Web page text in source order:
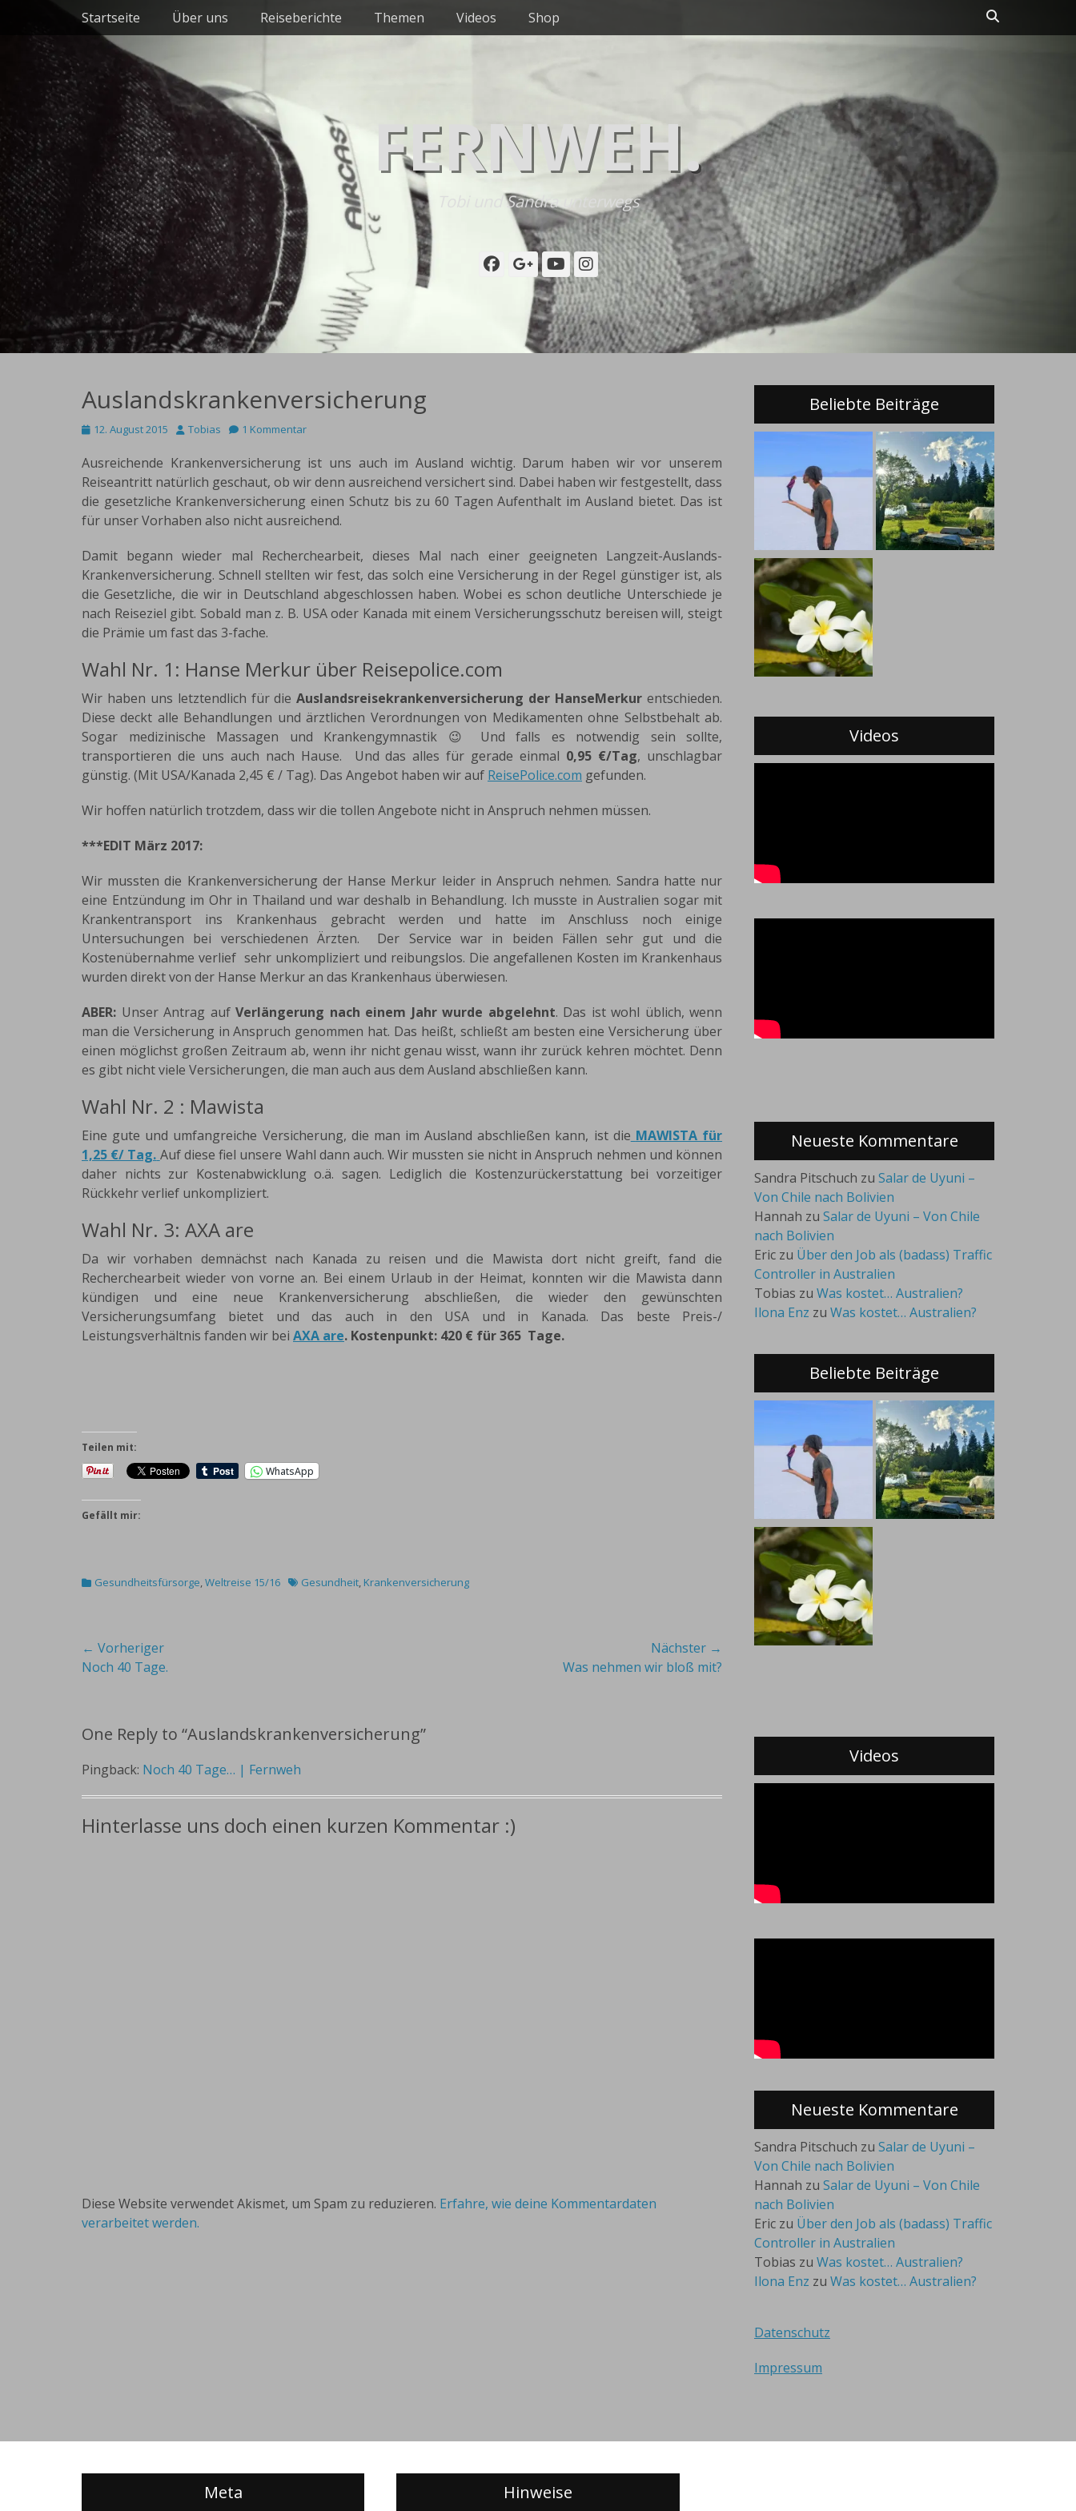
Zum
Inhalt
springen
Primäres Menü
Startseite Über uns Reiseberichte Themen Videos Shop
FERNWEH.
Tobi und Sandra unterwegs
Facebook
Googleplus
YouTube
Instagram
Auslandskrankenversicherung
Posted
12. August 2015 AutorTobias 1 Kommentar
Ausreichende Krankenversicherung ist uns auch im Ausland wichtig. Darum haben wir vor unserem
Reiseantritt natürlich geschaut, ob wir denn ausreichend versichert sind. Dabei haben wir festgestellt, dass
die gesetzliche Krankenversicherung einen Schutz bis zu 60 Tagen Aufenthalt im Ausland bietet. Das ist
für unser Vorhaben also nicht ausreichend.
Damit begann wieder mal Recherchearbeit, dieses Mal nach einer geeigneten Langzeit-Auslands-
Krankenversicherung. Schnell stellten wir fest, das solch eine Versicherung in der Regel günstiger ist, als
die Gesetzliche, die wir in Deutschland abgeschlossen haben. Wobei es schon deutliche Unterschiede je
nach Reiseziel gibt. Sobald man z. B. USA oder Kanada mit einem Versicherungsschutz bereisen will, steigt
die Prämie um fast das 3-fache.
Wahl Nr. 1: Hanse Merkur über Reisepolice.com
Wir haben uns letztendlich für dieAuslandsreisekrankenversicherung der HanseMerkur entschieden.
Diese deckt alle Behandlungen und ärztlichen Verordnungen von Medikamenten ohne Selbstbehalt ab.
Sogar medizinische Massagen und Krankengymnastik 😉 Und falls es notwendig sein sollte,
transportieren die uns auch nach Hause. Und das alles für gerade einmal 0,95 €/Tag, unschlagbar
günstig. (Mit USA/Kanada 2,45 € / Tag). Das Angebot haben wir auf ReisePolice.com gefunden.
Wir hoffen natürlich trotzdem, dass wir die tollen Angebote nicht in Anspruch nehmen müssen.
***EDIT März 2017:
Wir mussten die Krankenversicherung der Hanse Merkur leider in Anspruch nehmen. Sandra hatte nur
eine Entzündung im Ohr in Thailand und war deshalb in Behandlung. Ich musste in Australien sogar mit
Krankentransport ins Krankenhaus gebracht werden und hatte im Anschluss noch einige
Untersuchungen bei verschiedenen Ärzten. Der Service war in beiden Fällen sehr gut und die
Kostenübernahme verlief sehr unkompliziert und reibungslos. Die angefallenen Kosten im Krankenhaus
wurden direkt von der Hanse Merkur an das Krankenhaus überwiesen.
ABER: Unser Antrag auf Verlängerung nach einem Jahr wurde abgelehnt. Das ist wohl üblich, wenn
man die Versicherung in Anspruch genommen hat. Das heißt, schließt am besten eine Versicherung über
einen möglichst großen Zeitraum ab, wenn ihr nicht genau wisst, wann ihr zurück kehren möchtet. Denn
es gibt nicht viele Versicherungen, die man auch aus dem Ausland abschließen kann.
Wahl Nr. 2 : Mawista
Eine gute und umfangreiche Versicherung, die man im Ausland abschließen kann, ist die MAWISTA für
1,25 €/ Tag. Auf diese fiel unsere Wahl dann auch. Wir mussten sie nicht in Anspruch nehmen und können
daher nichts zur Kostenabwicklung o.ä. sagen. Lediglich die Kostenzurückerstattung bei vorzeitiger
Rückkehr verlief unkompliziert.
Wahl Nr. 3: AXA are
Da wir vorhaben demnächst nach Kanada zu reisen und die Mawista dort nicht greift, fand die
Recherchearbeit wieder von vorne an. Bei einem Urlaub in der Heimat, konnten wir die Mawista dann
kündigen und eine neue Krankenversicherung abschließen, die wieder den gewünschten
Versicherungsumfang bietet und das auch in den USA und in Kanada. Das beste Preis-/
Leistungsverhältnis fanden wir bei AXA are. Kostenpunkt: 420 € für 365 Tage.
Teilen mit:
WhatsApp
Gefällt mir:
Kategorien
Gesundheitsfürsorge,Weltreise 15/16 Schlagworte
Gesundheit, Krankenversicherung
Beitragsnavigation
← Vorheriger
Vorheriger
Noch 40 Tage.
Nächster →
Was nehmen wir bloß mit?
One Reply to “Auslandskrankenversicherung”
Pingback: Noch 40 Tage… | Fernweh
Hinterlasse uns doch einen kurzen Kommentar :)
Diese Website verwendet Akismet, um Spam zu reduzieren. Erfahre, wie deine Kommentardaten
verarbeitet werden.
Beliebte Beiträge
Videos
Neueste Kommentare
Sandra Pitschuch zu Salar de Uyuni –
Von Chile nach Bolivien
Hannah zu Salar de Uyuni – Von Chile
nach Bolivien
Eric zu Über den Job als (badass) Traffic
Controller in Australien
Tobias zu Was kostet… Australien?
Ilona Enz zu Was kostet… Australien?
Beliebte Beiträge
Videos
Neueste Kommentare
Sandra Pitschuch zu Salar de Uyuni –
Von Chile nach Bolivien
Hannah zu Salar de Uyuni – Von Chile
nach Bolivien
Eric zu Über den Job als (badass) Traffic
Controller in Australien
Tobias zu Was kostet… Australien?
Ilona Enz zu Was kostet… Australien?
Datenschutz
Impressum
Meta Hinweise